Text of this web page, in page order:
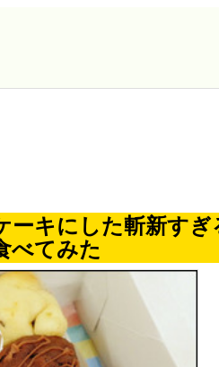
ーキにした斬新すぎ
べてみた